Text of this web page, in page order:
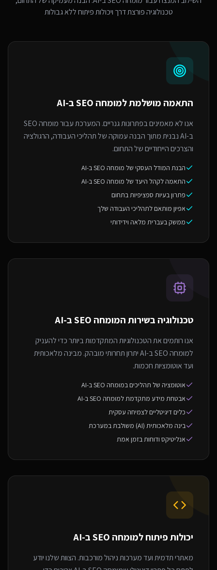
טכנולוגיה פורצת דרך ויכולות פיתוח ללא גבולות
התאמה מושלמת למומחה SEO ב-AI
אנו לא מאמינים בפתרונות גנריים. המערכת עבור מומחה SEO
ב-AI נבנית מתוך הבנה עמוקה של תהליכי העבודה, הרגולציה
והצרכים הייחודיים של התחום.
הבנת המודל העסקי של מומחה SEO ב-AI
התאמה לקהל היעד של מומחה SEO ב-AI
פתרון בעיות ספציפיות בתחום
אפיון מותאם לתהליכי העבודה שלך
ממשק בעברית מלאה וידידותי
טכנולוגיה בשירות המומחה SEO ב-AI
אנו רותמים את הטכנולוגיות המתקדמות ביותר כדי להעניק
למומחה SEO ב-AI יתרון תחרותי מובהק. מבינה מלאכותית
ועד אוטומציות חכמות.
אוטומציה של תהליכים במומחה SEO ב-AI
אבטחת מידע מתקדמת למומחה SEO ב-AI
כלים דיגיטליים לצמיחה עסקית
בינה מלאכותית (AI) משולבת במערכת
אנליטיקס ודוחות בזמן אמת
יכולות פיתוח למומחה SEO ב-AI
מאתרי תדמית ועד מערכות ניהול מורכבות. הצוות שלנו יודע